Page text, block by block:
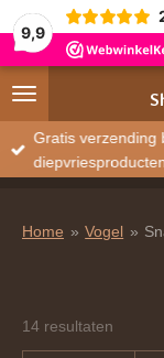
9,9
Gratis verzending
Home » Vogel »
14 resultaten